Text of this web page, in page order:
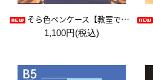
そら色ペンケース【教室で見た空色】
1,100円(税込)